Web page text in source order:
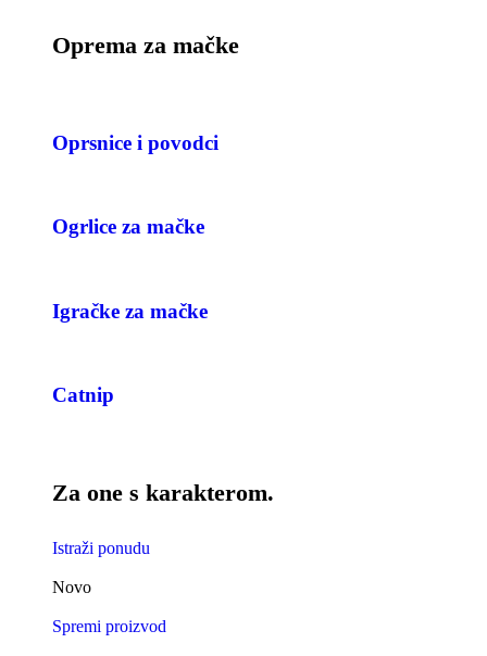
Oprema za mačke
Oprsnice i povodci
Ogrlice za mačke
Igračke za mačke
Catnip
Za one s karakterom.
Istraži ponudu
Novo
Spremi proizvod